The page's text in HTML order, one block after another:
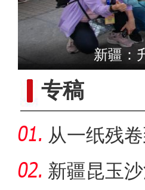
【
新疆：
专稿
从一纸残
出“冷门”
新疆昆玉